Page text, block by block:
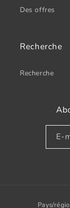
Des offres
Recherche
Recherche
E-
Pays/